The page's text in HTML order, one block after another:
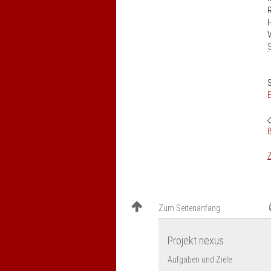
Zum Seitenanfang
Projekt nexus
Aufgaben und Ziele